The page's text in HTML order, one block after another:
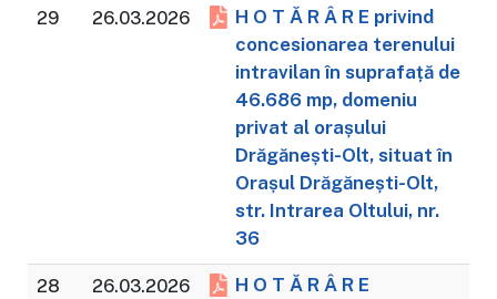
29 26.03.2026
H O T Ă R Â R E privind
concesionarea terenului
intravilan în suprafață de
46.686 mp, domeniu
privat al orașului
Drăgănești-Olt, situat în
Orașul Drăgănești-Olt,
str. Intrarea Oltului, nr.
36
28 26.03.2026
H O T Ă R Â R E